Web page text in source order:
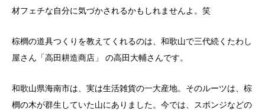
材フェチな自分に気づかされるかもしれませんよ。笑
棕櫚の道具つくりを教えてくれるのは、和歌山で三代続くたわし
屋さん「高田耕造商店」 の高田大輔さんです。
和歌山県海南市は、実は生活雑貨の一大産地。そのルーツは、棕
櫚の木が群生していた山にありました。今では、スポンジなどの